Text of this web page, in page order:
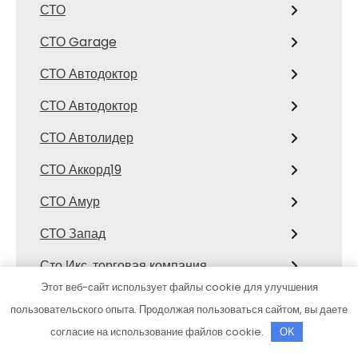
СТО
СТО Garage
СТО Автодоктор
СТО Автодоктор
СТО Автолидер
СТО Аккорд19
СТО Амур
СТО Запад
Сто Икс, торговая компания
Сто коней, официальный дилер
Mitsubishi
Этот веб-сайт использует файлы cookie для улучшения
пользовательского опыта. Продолжая пользоваться сайтом, вы даете
согласие на использование файлов cookie.
OK